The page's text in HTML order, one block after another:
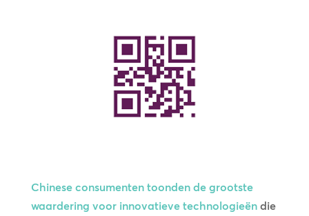
Chinese consumenten toonden de grootste
waardering voor innovatieve technologieëndie